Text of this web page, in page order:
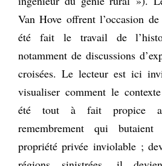
Van Hove offrent l’occasion
été fait le travail de
notamment de discussions
croisées. Le lecteur est ici
visualiser comment le
été tout à fait propice
remembrement qui
propriété privée inviolable ;